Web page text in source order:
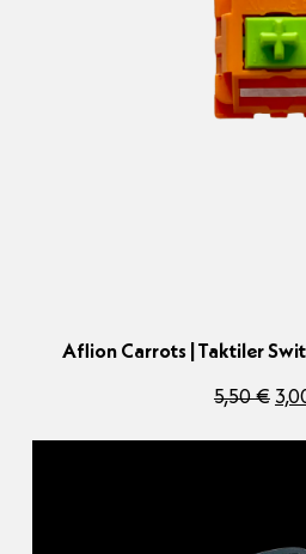
Aflion Carrots | Taktiler
5,50€